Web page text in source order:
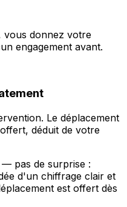
vous donnez votre
engagement avant.
Le déplacement
déduit de votre
pas de surprise :
d'un chiffrage clair et
est offert dès